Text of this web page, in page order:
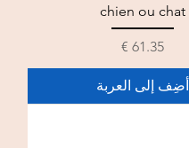
chien ou chat
السعر
أضِف إلى العربة